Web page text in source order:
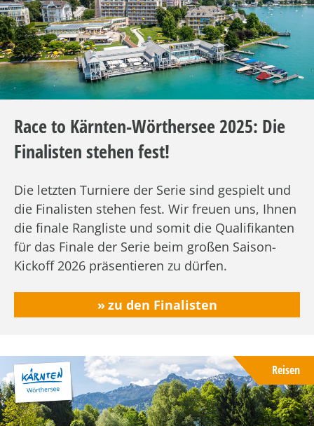
Race to Kärnten-Wörthersee 2025: Die
Finalisten stehen fest!
Die letzten Turniere der Serie sind gespielt und
die Finalisten stehen fest. Wir freuen uns, Ihnen
die finale Rangliste und somit die Qualifikanten
für das Finale der Serie beim großen Saison-
Kickoff 2026 präsentieren zu dürfen.
zu den Finalisten
Reisen